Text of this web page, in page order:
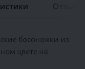
босоножки из
цвете на